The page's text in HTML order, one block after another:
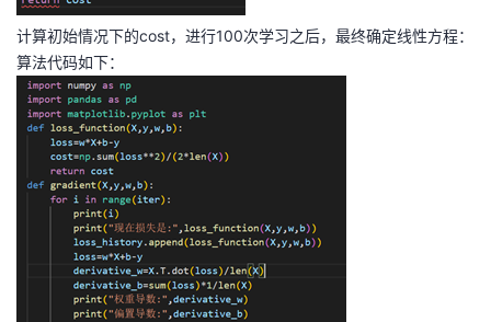
计算初始情况下的cost，进行100次学习之后，最终确定线性方程：
算法代码如下：